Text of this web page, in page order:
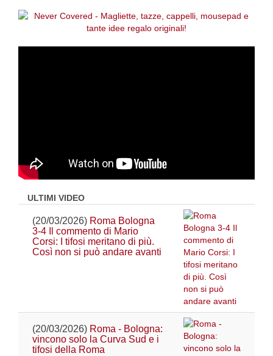
ULTIMI VIDEO
(20/03/2026) Roma Bologna
3-4 Il commento di Mario
Corsi: I tifosi meritano di più.
Così non si può andare avanti
(20/03/2026) Roma - Bologna:
vincono solo la Curva Sud e i
tifosi della Roma